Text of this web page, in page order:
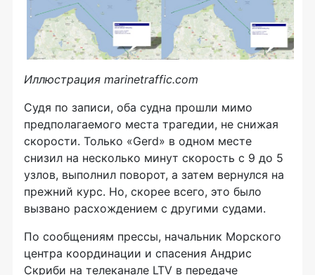
Иллюстрация marinetraffic.com
Судя по записи, оба судна прошли мимо
предполагаемого места трагедии, не снижая
скорости. Только «Gerd» в одном месте
снизил на несколько минут скорость с 9 до 5
узлов, выполнил поворот, а затем вернулся на
прежний курс. Но, скорее всего, это было
вызвано расхождением с другими судами.
По сообщениям прессы, начальник Морского
центра координации и спасения Андрис
Скриби на телеканале LTV в передаче